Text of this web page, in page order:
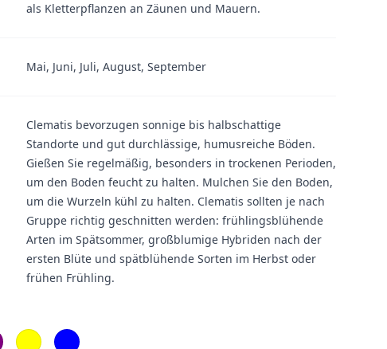
als Kletterpflanzen an Zäunen und Mauern.
Mai, Juni, Juli, August, September
Clematis bevorzugen sonnige bis halbschattige
Standorte und gut durchlässige, humusreiche Böden.
Gießen Sie regelmäßig, besonders in trockenen Perioden,
um den Boden feucht zu halten. Mulchen Sie den Boden,
um die Wurzeln kühl zu halten. Clematis sollten je nach
Gruppe richtig geschnitten werden: frühlingsblühende
Arten im Spätsommer, großblumige Hybriden nach der
ersten Blüte und spätblühende Sorten im Herbst oder
frühen Frühling.